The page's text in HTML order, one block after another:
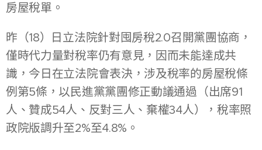
房屋稅單。
昨（18）日立法院針對囤房稅2.0召開黨團協商，
僅時代力量對稅率仍有意見，因而未能達成共
識，今日在立法院會表決，涉及稅率的房屋稅條
例第5條，以民進黨黨團修正動議通過（出席91
人、贊成54人、反對三人、棄權34人），稅率照
政院版調升至2%至4.8%。